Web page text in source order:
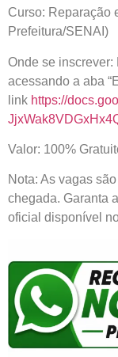
Curso: Reparação
Prefeitura/SENAI)
Onde se inscrever:
acessando a aba
link https://
Valor: 100%
Nota: As vagas
chegada. Garanta
oficial disponível